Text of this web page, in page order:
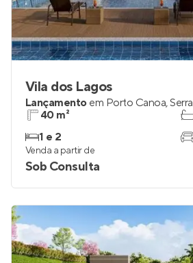
Vila dos Lagos
Lançamento em Porto Canoa,Serra
40 m²
1 e 2
Venda a partir de
Sob Consulta